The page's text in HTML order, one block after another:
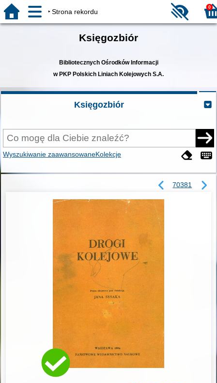
Strona rekordu
0
Księgozbiór
Bibliotecznych Ośrodków Informacji
w PKP Polskich Liniach Kolejowych S.A.
Księgozbiór
Wyszukiwanie zaawansowaneKolekcje
70381